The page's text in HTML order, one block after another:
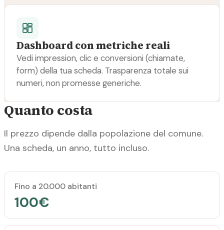
Dashboard con metriche reali
Vedi impression, clic e conversioni (chiamate,
form) della tua scheda. Trasparenza totale sui
numeri, non promesse generiche.
Quanto costa
Il prezzo dipende dalla popolazione del comune.
Una scheda, un anno, tutto incluso.
Popolazione del comune
Fino a 20.000 abitanti
100€